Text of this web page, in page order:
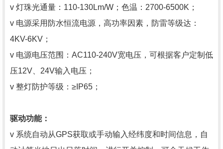
v 灯珠光通量：110-130Lm/W；色温：2700-6500K；
v 电源采用防水恒流电源，高功率因素，防雷等级达：
4KV-6KV；
v 电源电压范围：AC110-240V宽电压，可根据客户定制低
压12V、24V输入电压；
v 整灯防护等级：≥IP65；
驱动功能：
v 系统自动从GPS获取或手动输入经纬度和时间信息，自